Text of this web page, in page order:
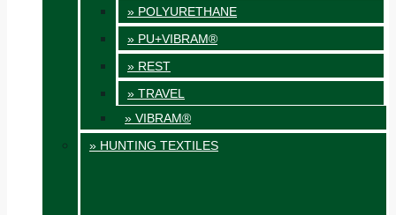
» POLYURETHANE
» PU+VIBRAM®
» REST
» TRAVEL
» VIBRAM®
» HUNTING TEXTILES